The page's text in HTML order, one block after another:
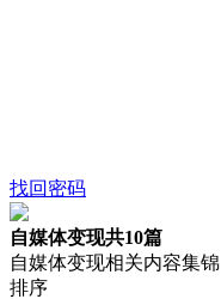
找回密码
自媒体变现共10篇
自媒体变现相关内容集锦
排序